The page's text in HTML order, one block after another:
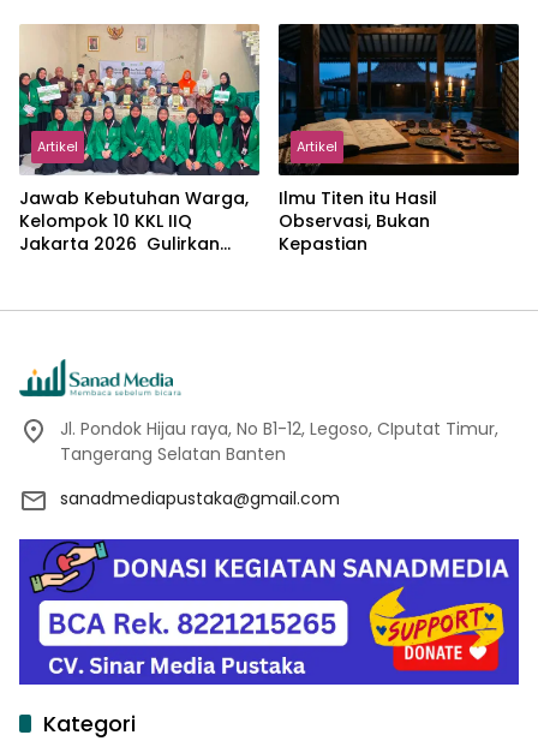
dalam Pemikiran Masykuri
Abdillah
Artikel
Jawab Kebutuhan Warga,
Kelompok 10 KKL IIQ
Jakarta 2026 Gulirkan
Artikel
Ilmu Titen itu Hasil
Observasi, Bukan
Kepastian
Jl. Pondok Hijau raya, No B1-12, Legoso, CIputat Timur,
Tangerang Selatan Banten
sanadmediapustaka@gmail.com
Kategori